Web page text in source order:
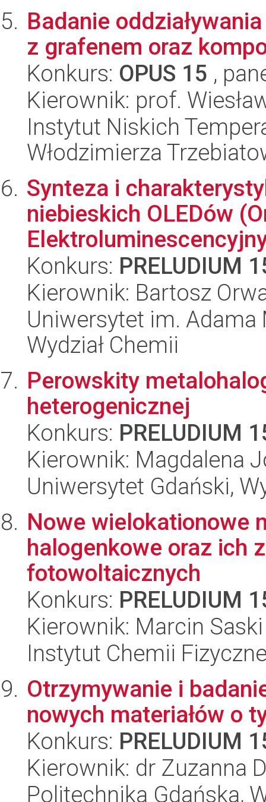
Badanie
z grafenem oraz
Konkurs: OPUS 15 ,
Kierownik: prof.
Instytut Niskich
Włodzimierza
Synteza i
niebieskich OLEDów
Konkurs: PRELUDIUM
Kierownik: Bartosz
Uniwersytet im.
Wydział Chemii
Perowskity
heterogenicznej
Konkurs: PRELUDIUM
Kierownik: Magdalena
Uniwersytet Gdański,
Nowe wielokationowe
halogenkowe oraz ich
fotowoltaicznych
Konkurs: PRELUDIUM
Kierownik: Marcin Saski
Instytut Chemii
Otrzymywanie i
nowych materiałów o
Konkurs: PRELUDIUM
Kierownik: dr Zuzanna
Politechnika Gdańska,